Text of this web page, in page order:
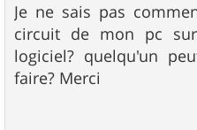
s
s
a
g
e
Je ne sais pas
circuit de mon pc
logiciel? quelqu'un
faire? Merci